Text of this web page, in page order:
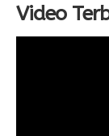
Video